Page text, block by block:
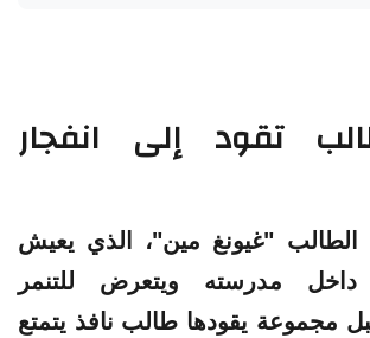
تقود إلى انفجار
الطالب "غيونغ مين"، الذي يعيش
مدرسته ويتعرض للتنمر
مجموعة يقودها طالب نافذ يتمتع